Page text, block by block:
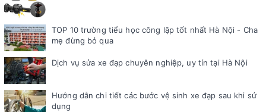
TOP 10 trường tiểu học công lập tốt nhất Hà Nội - Cha
mẹ đừng bỏ qua
Dịch vụ sửa xe đạp chuyên nghiệp, uy tín tại Hà Nội
Hướng dẫn chi tiết các bước vệ sinh xe đạp sau khi sử
dụng